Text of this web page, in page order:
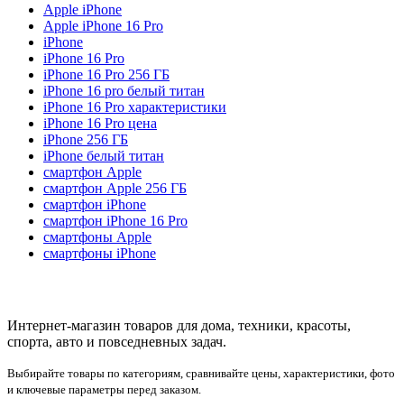
Apple iPhone
Apple iPhone 16 Pro
iPhone
iPhone 16 Pro
iPhone 16 Pro 256 ГБ
iPhone 16 pro белый титан
iPhone 16 Pro характеристики
iPhone 16 Pro цена
iPhone 256 ГБ
iPhone белый титан
смартфон Apple
смартфон Apple 256 ГБ
смартфон iPhone
смартфон iPhone 16 Pro
смартфоны Apple
смартфоны iPhone
Интернет-магазин товаров для дома, техники, красоты,
спорта, авто и повседневных задач.
Выбирайте товары по категориям, сравнивайте цены, характеристики, фото
и ключевые параметры перед заказом.